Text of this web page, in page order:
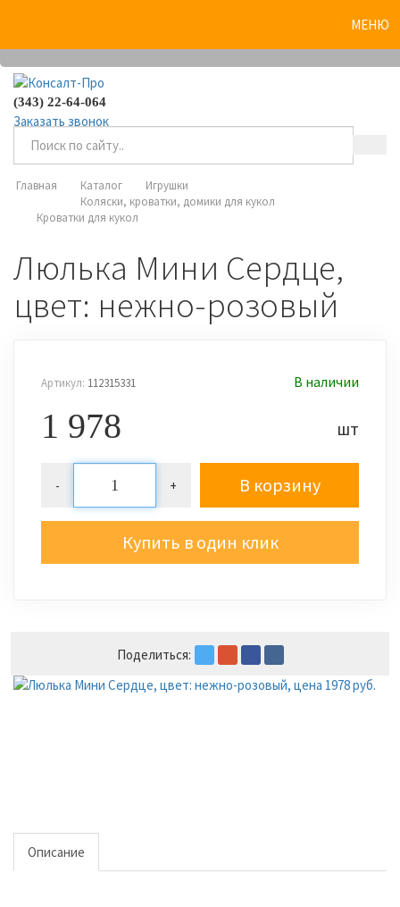
МЕНЮ
(343) 22-64-064
Заказать звонок
Главная Каталог
Игрушки
Коляски, кроватки, домики для кукол
Кроватки для кукол
Люлька Мини Сердце,
цвет: нежно-розовый
Артикул: 112315331 В наличии
1 978 шт
- + В корзину
Купить в один клик
Поделиться:
Описание